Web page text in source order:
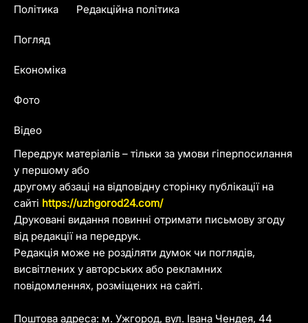
Передрук матеріалів – тільки за умови гіперпосилання
у першому або
другому абзаці на відповідну сторінку публікації на
сайті https://uzhgorod24.com/
Друковані видання повинні отримати письмову згоду
від редакції на передрук.
Редакція може не розділяти думок чи поглядів,
висвітлених у авторських або рекламних
повідомленнях, розміщених на сайті.
Поштова адреса: м. Ужгород, вул. Івана Чендея, 44
Політика
Погляд
Економіка
Фото
Відео
Редакційна політика